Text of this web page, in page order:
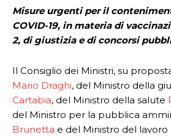
Misure urgenti per il
COVID-19, in materia di
2, di giustizia e di concorsi
Il Consiglio dei Ministri, su
Mario Draghi, del Ministro della
Cartabia, del Ministro della salute
del Ministro per la pubblica
Brunetta e del Ministro del